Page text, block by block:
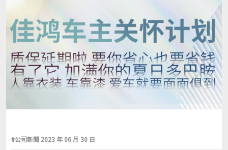
#公司新聞 2023 年 06 月 30 日